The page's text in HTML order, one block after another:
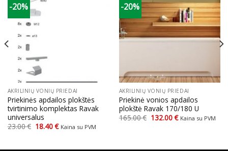
-20%
AKRILINIŲ VONIŲ PRIEDAI
Priekinės apdailos plokštės
tvirtinimo komplektas Ravak
universalus
23.00€ Original
18.40€Current
Kaina su PVM
-20%
AKRILINIŲ VONIŲ PRIEDAI
Priekinė vonios apdailos
plokštė Ravak 170/180 U
165.00€ Original
132.00€Current
Kaina su PVM